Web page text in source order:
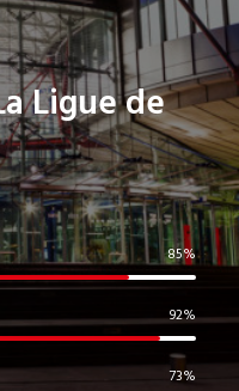
Ligue de
85%
92%
73%